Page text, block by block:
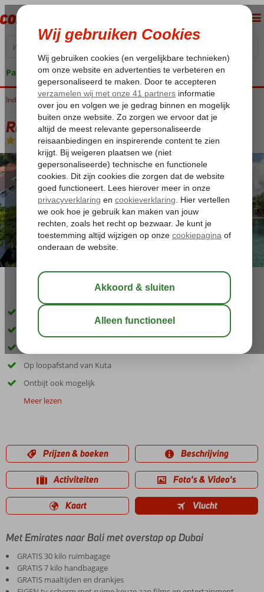
Pakketgarantie
Home
Indonesië Bali Kuta Ramayana Resort & Spa
Ramayana Resort & Spa
Logies-Hotel
16:15 aug 31°C
Op slechts 300 meter van het strand
Diverse restaurants
Op loopafstand van Kuta
Ontbijt ook mogelijk
Meer lezen
Prijzen & boeken Beschrijving
Activiteiten Foto's & Video's
Kaart Vlucht
Met Emirates naar Bali met overstap op Dubai
GRATIS 30 kilo ruimbagage
GRATIS 7 kilo handbagage
GRATIS maaltijden en drankjes